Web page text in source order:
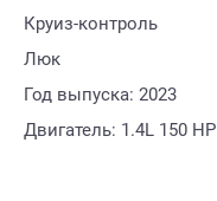
Круиз-контроль
Люк
Год выпуска: 2023
Двигатель: 1.4L 150 HP